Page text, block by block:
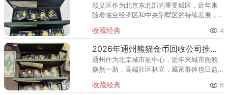
顺义区作为北京东北部的重要城区，近年来
随着临空经济区和中央别墅区的持续发展，
量也在稳步增长。然而，不少顺义藏家在考
虑出手熊猫金币时，总会遇到一
收藏经典 4
2026年通州熊猫金币回收公司推荐 通州出手熊猫金币藏家该选哪家？
通州作为北京城市副中心，近年来城市面貌
焕然一新，高端社区林立，藏家群体也日益
爱琴海购物公园，从行政办公区到运河商务
收藏经典 6